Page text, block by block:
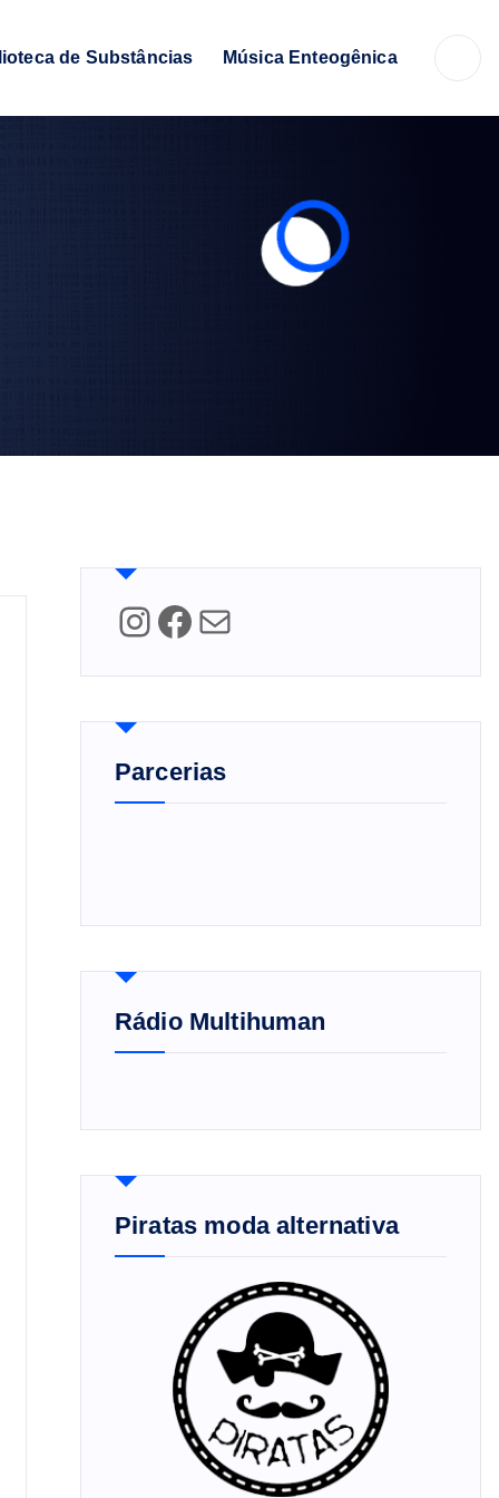
de Substâncias Música Enteogênica
Instagram Facebook Mail
Parcerias
Rádio Multihuman
Piratas moda alternativa